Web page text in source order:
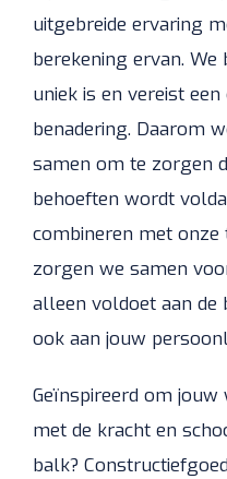
uitgebreide ervaring
berekening ervan.
uniek is en vereist
benadering. Daarom
samen om te zorgen
behoeften wordt
combineren met onze
zorgen we samen
alleen voldoet aan de
ook aan jouw
Geïnspireerd om
met de kracht en
balk?